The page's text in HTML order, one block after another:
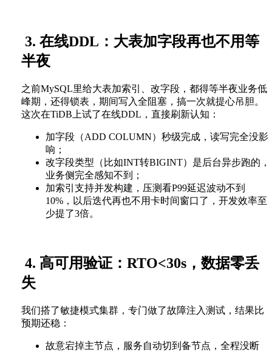
3. 在线DDL：大表加字段再也不用等
半夜
之前MySQL里给大表加索引、改字段，都得等半夜业务低
峰期，还得锁表，期间写入全阻塞，搞一次就提心吊胆。
这次在TiDB上试了在线DDL，直接刷新认知：
加字段（ADD COLUMN）秒级完成，读写完全没影
响；
改字段类型（比如INT转BIGINT）是后台异步跑的，
业务侧完全感知不到；
加索引支持并发构建，压测看P99延迟波动不到
10%，以后迭代再也不用卡时间窗口了，开发效率至
少提了3倍。
4. 高可用验证：RTO<30s，数据零丢
失
我们搭了敏捷模式集群，专门做了故障注入测试，结果比
预期还稳：
故意宕掉主节点，服务自动切到备节点，全程没断